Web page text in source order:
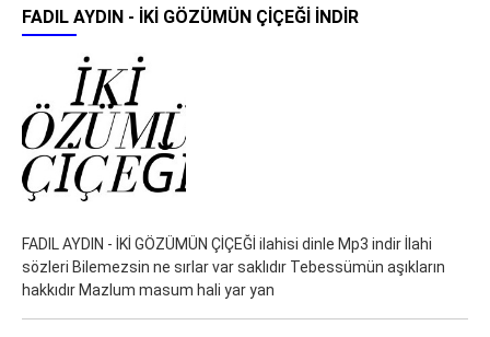
FADIL AYDIN - İKİ GÖZÜMÜN ÇİÇEĞİ İNDIR
FADIL AYDIN - İKİ GÖZÜMÜN ÇİÇEĞİ ilahisi dinle Mp3 indir İlahi
sözleri Bilemezsin ne sırlar var saklıdır Tebessümün aşıkların
hakkıdır Mazlum masum hali yar yan